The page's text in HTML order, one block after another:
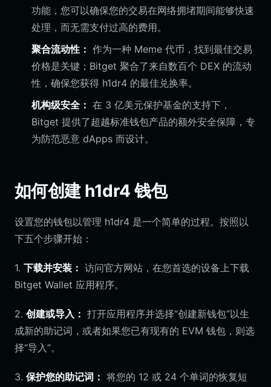
功能，您可以确保您的交易在网络拥堵期间能够快速
处理，而无需支付过高的费用。
聚合流动性： 作为一种 Meme 代币，找到最佳交易
价格是关键；Bitget 聚合了来自数百个 DEX 的流动
性，确保您获得 h1dr4 的最佳兑换率。
机构级安全： 在 3 亿美元保护基金的支持下，
Bitget 提供了超越标准钱包产品的额外安全保障，专
为防范恶意 dApps 而设计。
如何创建 h1dr4 钱包
设置您的钱包以管理 h1dr4 是一个简单的过程。按照以
下五个步骤开始：
1. 下载并安装： 访问官方网站，在您首选的设备上下载
Bitget Wallet 应用程序。
2. 创建或导入： 打开应用程序并选择“创建新钱包”以生
成新的助记词，或者如果您已有现有的 EVM 钱包，则选
择“导入”。
3. 保护您的助记词： 将您的 12 或 24 个单词的恢复短